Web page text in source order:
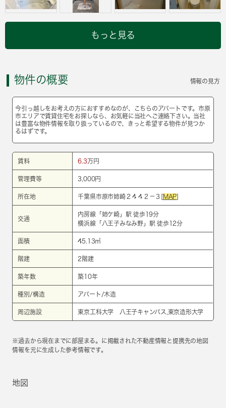
もっと見る
物件の概要 情報の見方
今引っ越しをお考えの方におすすめなのが、こちらのアパートです。市原
市エリアで賃貸住宅をお探しなら、お気軽に当社へご連絡下さい。当社
は豊富な物件情報を取り扱っているので、きっと希望する物件が見つか
るはずです。
賃料 6.3 万円
管理費等 3,000円
所在地 千葉県市原市姉崎２４４２－３[ MAP
交通
内房線 「 姉ケ崎」駅 徒歩19分
横浜線 「 八王子みなみ野」駅 徒歩12分
面積 45.13㎡
階建 2階建
築年数 築10年
種別/構造 アパート/木造
周辺施設 東京工科大学 八王子キャンパス,東京造形大学
※過去から現在までに部屋まる。に掲載された不動産情報と提携先の地図
情報を元に生成した参考情報です。
地図